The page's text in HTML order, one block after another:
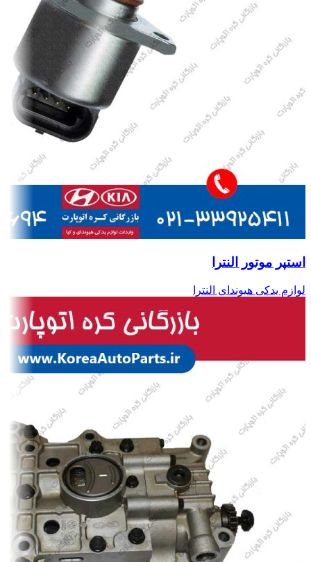
استپر موتور النترا
لوازم یدکی هیوندای النترا